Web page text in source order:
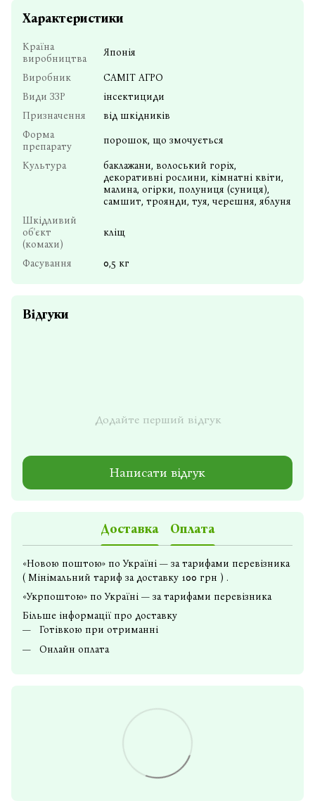
Характеристики
Країна
виробництва
Японія
Виробник
САМІТ АГРО
Види ЗЗР
інсектициди
Призначення
від шкідників
Форма
препарату
порошок, що змочується
Культура
баклажани, волоський горіх,
декоративні рослини, кімнатні квіти,
малина, огірки, полуниця (суниця),
самшит, троянди, туя, черешня, яблуня
Шкідливий
об'єкт
(комахи)
кліщ
Фасування 0,5 кг
Відгуки
Додайте перший відгук
Написати відгук
Доставка Оплата
«Новою поштою» по Україні — за тарифами перевізника
( Мінімальний тариф за доставку 100 грн ) .
«Укрпоштою» по Україні — за тарифами перевізника
Більше інформації про доставку
Готівкою при отриманні
Онлайн оплата